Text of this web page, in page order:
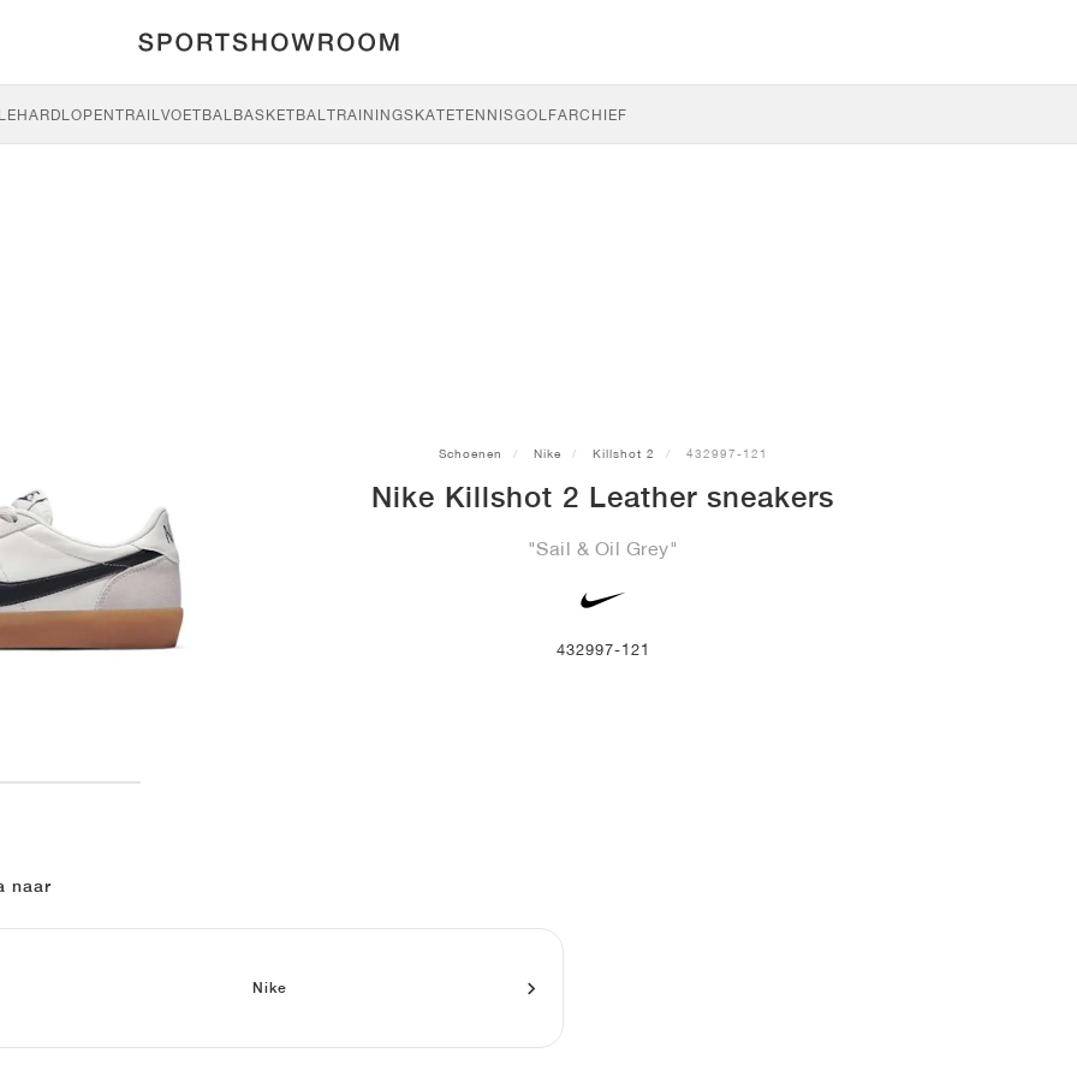
HARDLOPENTRAILVOETBALBASKETBALTRAININGSKATETENNISGOLFARCHIEF
Schoenen Nike Killshot 2 432997-121
Nike Killshot 2 Leather sneakers
"Sail & Oil Grey"
432997-121
naar
Nike